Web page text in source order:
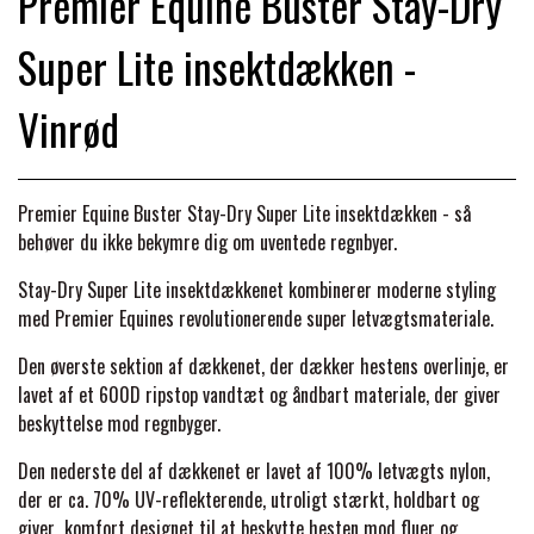
TERAPI PRODUKTER
STRØMPER
HUER & HALSTØRKLÆDER
GAVEARTIKLER VOKSNE
BØRN & JUNIOR
INSEKTBESKYTTELSE
TILSKUD & VITAMINER
STALD & FOLD
SKO & SMEDEVÆRKTØJ
TRAVDÆKKEN & TILBEHØR
VOGNE & TILBEHØR
TRAV KUSK
PONYTRAV
GALOP
PREMIER EQUINE LINERS & DÆKKEN
TILBEHØR
PREMIER EQUINE WALKER & RIDEDÆKKEN
PREMIER EQUINE INSEKTBESKYTTELSE
PREMIER EQUINE MAGNET & INFRARØD
TERAPI
PREMIER EQUINE GRIMER & TRÆKTOV
PREMIER EQUINE TRENSE & TILBEHØR
CARR & DAY & MARTIN
CUSTOM
DELTACAST
EMIN
FENWICK LIQUID TITANIUM®
FINNTACK
Super Lite insektdækken -
Vinrød
Premier Equine Buster Stay-Dry Super Lite insektdækken - så
behøver du ikke bekymre dig om uventede regnbyer.
Stay-Dry Super Lite insektdækkenet kombinerer moderne styling
med Premier Equines revolutionerende super letvægtsmateriale.
Den øverste sektion af dækkenet, der dækker hestens overlinje, er
lavet af et 600D ripstop vandtæt og åndbart materiale, der giver
beskyttelse mod regnbyger.
Den nederste del af dækkenet er lavet af 100% letvægts nylon,
der er ca. 70% UV-reflekterende, utroligt stærkt, holdbart og
giver komfort designet til at beskytte hesten mod fluer og